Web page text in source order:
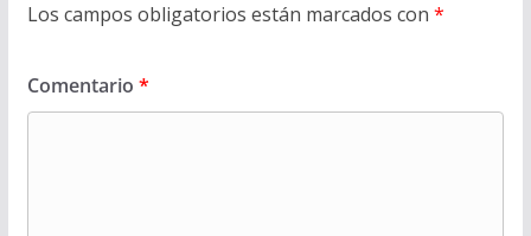
Los campos obligatorios están marcados con *
Comentario *